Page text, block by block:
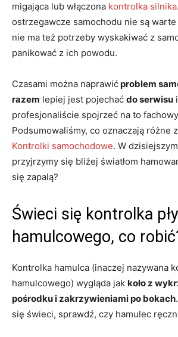
migająca lub włączona kontrolka silnika
ostrzegawcze samochodu nie są
nie ma też potrzeby wyskakiwać z
panikować z ich powodu.
Czasami można naprawićproblem
razem lepiej jest pojechać do serwisu
profesjonaliście spojrzeć na to
Podsumowaliśmy, co oznaczają różne
Kontrolki samochodowe. W
przyjrzymy się bliżej światłom
się zapalą?
Świeci się kontrolka
hamulcowego, co
Kontrolka hamulca (inaczej nazywana
hamulcowego) wygląda jak koło z
pośrodku i zakrzywieniami po bokach
się świeci, sprawdź, czy hamulec